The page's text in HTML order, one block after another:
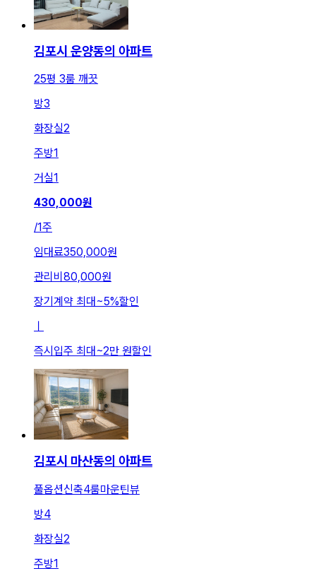
김포시 운양동의 아파트
25평 3룸 깨끗
방3
화장실2
주방1
거실1
430,000원
/1주
임대료350,000원
관리비 80,000원
장기계약 최대 ~5%할인
즉시입주 최대 ~2만 원할인
김포시 마산동의 아파트
풀옵션신축4룸마운틴뷰
방4
화장실2
주방1